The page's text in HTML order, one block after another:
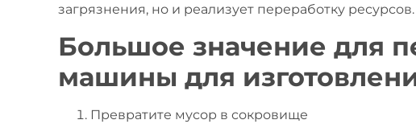
загрязнения, но и реализует переработку ресурсов.
Большое значение для
машины для
Превратите мусор в сокровище